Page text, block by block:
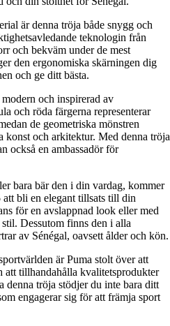
är denna tröja både snygg och
teknologin från
och bekväm under de mest
den ergonomiska skärningen dig
och ge ditt bästa.
och inspirerad av
och röda färgerna representerar
de geometriska mönstren
konst och arkitektur. Med denna tröja
också en ambassadör för
bara bär den i din vardag, kommer
bli en elegant tillsats till din
för en avslappnad look eller med
Dessutom finns den i alla
av Sénégal, oavsett ålder och kön.
är Puma stolt över att
att tillhandahålla kvalitetsprodukter
denna tröja stödjer du inte bara ditt
engagerar sig för att främja sport